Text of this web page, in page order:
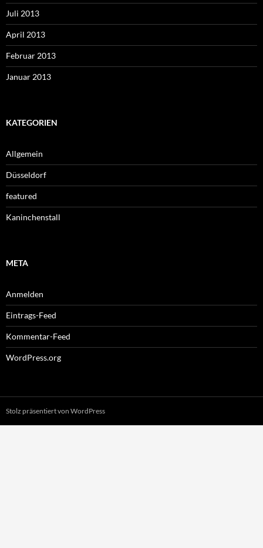
Juli 2013
April 2013
Februar 2013
Januar 2013
KATEGORIEN
Allgemein
Düsseldorf
featured
Kaninchenstall
META
Anmelden
Eintrags-Feed
Kommentar-Feed
WordPress.org
Stolz präsentiert von WordPress